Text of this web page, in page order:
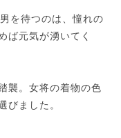
を待つのは、憧れの
ば元気が湧いてく
襲。女将の着物の色
びました。